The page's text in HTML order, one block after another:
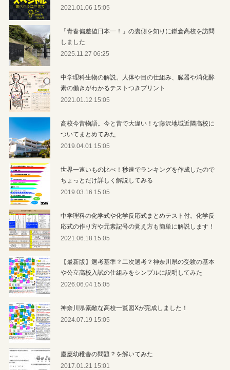
2021.01.06 15:05
「青春偏差値日本一！」の裏側を知りに鎌倉高校を訪問
しました
2025.11.27 06:25
中学理科生物の解説。人体や目の仕組み、臓器や消化酵
素の働きがわかるテストつきプリント
2021.01.12 15:05
高校今昔物語。今と昔で大違い！な藤沢地域近隣高校に
ついてまとめてみた
2019.04.01 15:05
世界一速いもの比べ！秒速でランキングを作成したので
ちょっとだけ詳しく解説してみる
2019.03.16 15:05
中学理科の化学式や化学反応式まとめテスト付。化学反
応式の作り方や元素記号の覚え方も簡単に解説します！
2021.06.18 15:05
【最新版】選考基準？二次選考？神奈川県の受験の基本
や公立高校入試の仕組みをシンプルに説明してみた
2026.06.04 15:05
神奈川県素敵な高校一覧図Xが完成しました！
2024.07.19 15:05
慶應幼稚舎の問題？を解いてみた
2017.01.21 15:01